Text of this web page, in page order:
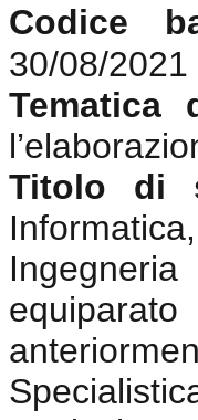
Codice
30/08/2021
Tematica
Titolo di